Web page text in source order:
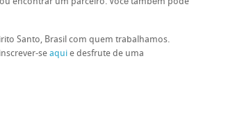
Santo, Brasil com quem trabalhamos.
se aqui e desfrute de uma